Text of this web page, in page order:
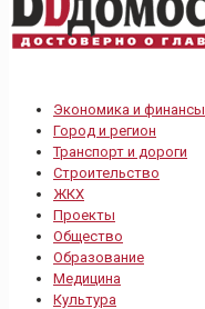
Экономика и финансы
Город и регион
Транспорт и дороги
Строительство
ЖКХ
Проекты
Общество
Образование
Медицина
Культура